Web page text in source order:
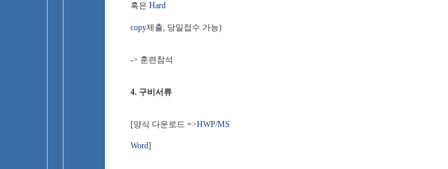
혹은 Hard
copy제출, 당일접수 가능)
-> 훈련참석
4. 구비서류
[양식 다운로드 =>HWP/MS
Word]